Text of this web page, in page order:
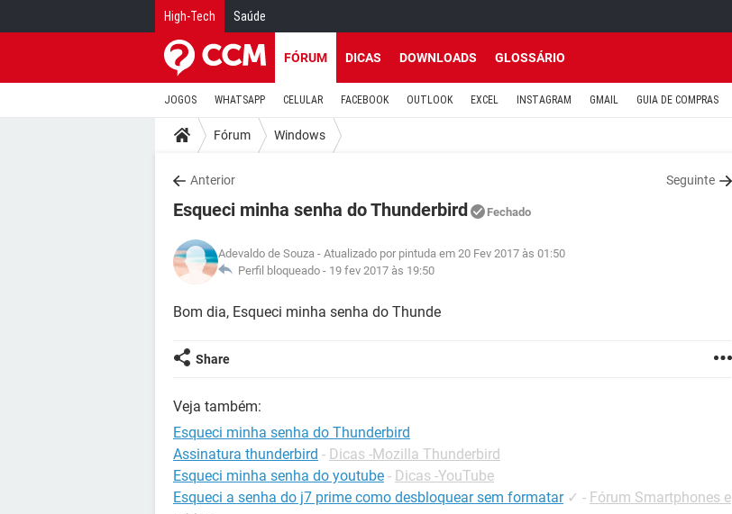
High-Tech Saúde
FÓRUM DICAS DOWNLOADS GLOSSÁRIO
JOGOS WHATSAPP CELULAR FACEBOOK OUTLOOK EXCEL INSTAGRAM GMAIL GUIA DE COMPRAS
Fórum Windows
Anterior Seguinte
Esqueci minha senha do Thunderbird Fechado
Adevaldo de Souza - Atualizado por pintuda em 20 Fev 2017 às 01:50
Perfil bloqueado - 19 fev 2017 às 19:50
Bom dia, Esqueci minha senha do Thunde
Share
Veja também:
Esqueci minha senha do Thunderbird
Assinatura thunderbird - Dicas -Mozilla Thunderbird
Esqueci minha senha do youtube - Dicas -YouTube
Esqueci a senha do j7 prime como desbloquear sem formatar ✓ - Fórum Smartphones e